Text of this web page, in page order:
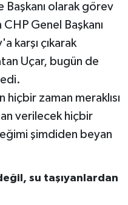
Başkanı olarak görev
Genel Başkanı
karşı çıkarak
Uçar, bugün de
hiçbir zaman meraklısı
verilecek hiçbir
şimdiden beyan
su taşıyanlardan